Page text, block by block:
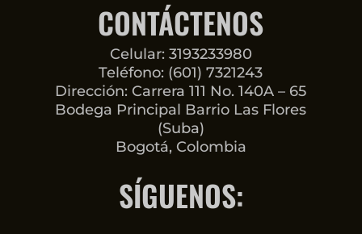
CONTÁCTENOS
Celular: 3193233980
Teléfono: (601) 7321243
Dirección: Carrera 111 No. 140A – 65
Bodega Principal Barrio Las Flores
(Suba)
Bogotá, Colombia
SÍGUENOS: